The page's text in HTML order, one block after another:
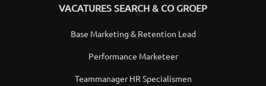
VACATURES SEARCH & CO GROEP
Base Marketing & Retention Lead
Performance Marketeer
Teammanager HR Specialismen